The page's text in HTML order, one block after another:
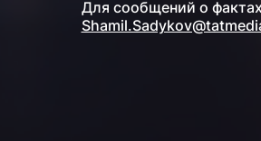
Для сообщений о